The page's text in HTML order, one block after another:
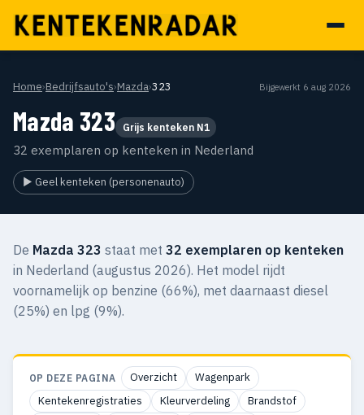
Home›Bedrijfsauto's›Mazda›323 Bijgewerkt 6 aug 2026
Mazda 323 Grijs kenteken N1
32 exemplaren op kenteken in Nederland
▶ Geel kenteken (personenauto)
De Mazda 323 staat met 32 exemplaren op kenteken
in Nederland (augustus 2026). Het model rijdt
voornamelijk op benzine (66%), met daarnaast diesel
(25%) en lpg (9%).
OP DEZE PAGINA Overzicht
Wagenpark
Kentekenregistraties
Kleurverdeling
Brandstof